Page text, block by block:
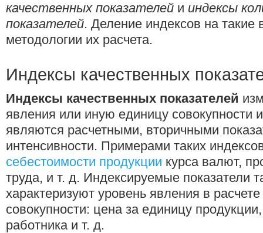
качественных показателей и индексы
показателей. Деление индексов на
методологии их расчета.
Индексы качественных
Индексы качественных показателей
явления или иную единицу совокупности
являются расчетными, вторичными
интенсивности. Примерами таких
себестоимости продукции курса валют,
труда, и т. д. Индексируемые показатели
характеризуют уровень явления в
совокупности: цена за единицу
работника и т. д.